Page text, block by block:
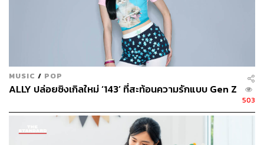
หนี้ดี (Good Debt) vs หนี้ไม่ดี (Bad Debt)
หนี้ดี คือ การกู้ยืมเพื่อสร้างรายได้หรือเพิ่มมูลค่าให้กับ
ทรัพย์สินในอนาคต เช่น การขอสินเชื่อเพื่อลงทุนในธุรกิจ
การซื้อบ้านหรือคอนโดเพื่อปล่อยเช่า หรือการกู้ยืมเพื่อการ
ศึกษาที่ช่วยเพิ่มโอกาสในการหารายได้ ซึ่งหนี้ประเภทนี้จะ
ช่วยให้ฐานะทางการเงินของเราดีขึ้นในระยะยาว ในทางตรง
กันข้าม
MUSIC / POP
ALLY ปล่อยซิงเกิลใหม่ ‘143’ ที่สะท้อนความรักแบบ Gen Z
503